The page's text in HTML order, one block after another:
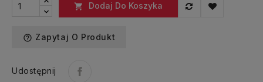
 Dodaj Do Koszyka
help_outline Zapytaj O Produkt
Udostępnij